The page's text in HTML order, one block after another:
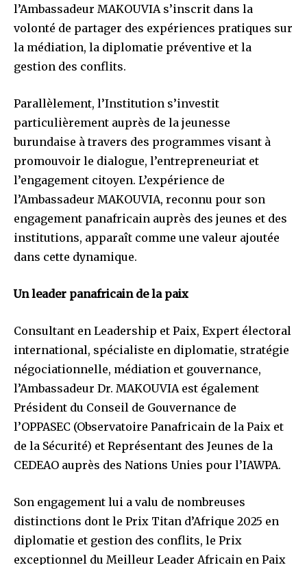
l’Ambassadeur MAKOUVIA s’inscrit dans la
volonté de partager des expériences pratiques sur
la médiation, la diplomatie préventive et la
gestion des conflits.
Parallèlement, l’Institution s’investit
particulièrement auprès de la jeunesse
burundaise à travers des programmes visant à
promouvoir le dialogue, l’entrepreneuriat et
l’engagement citoyen. L’expérience de
l’Ambassadeur MAKOUVIA, reconnu pour son
engagement panafricain auprès des jeunes et des
institutions, apparaît comme une valeur ajoutée
dans cette dynamique.
Un leader panafricain de la paix
Consultant en Leadership et Paix, Expert électoral
international, spécialiste en diplomatie, stratégie
négociationnelle, médiation et gouvernance,
l’Ambassadeur Dr. MAKOUVIA est également
Président du Conseil de Gouvernance de
l’OPPASEC (Observatoire Panafricain de la Paix et
de la Sécurité) et Représentant des Jeunes de la
CEDEAO auprès des Nations Unies pour l’IAWPA.
Son engagement lui a valu de nombreuses
distinctions dont le Prix Titan d’Afrique 2025 en
diplomatie et gestion des conflits, le Prix
exceptionnel du Meilleur Leader Africain en Paix